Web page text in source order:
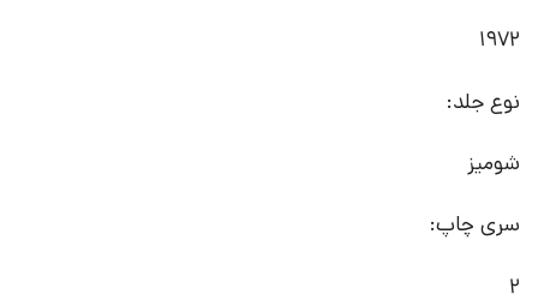
1972
نوع جلد:
شومیز
سری چاپ:
2